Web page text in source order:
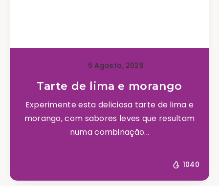
6 Agosto, 2026
Tarte de lima e morango
Experimente esta deliciosa tarte de lima e
morango, com sabores leves que resultam
numa combinação...
1040